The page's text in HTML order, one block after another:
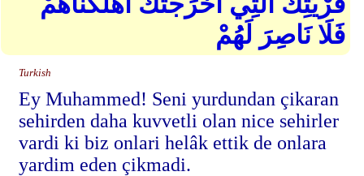
فَلَا نَاصِرَ لَهُمْ
Turkish
Ey Muhammed! Seni yurdundan çikaran
sehirden daha kuvvetli olan nice sehirler
vardi ki biz onlari helâk ettik de onlara
yardim eden çikmadi.